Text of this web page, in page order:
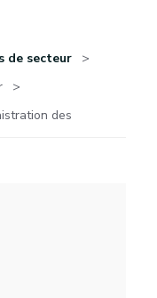
de secteur
des